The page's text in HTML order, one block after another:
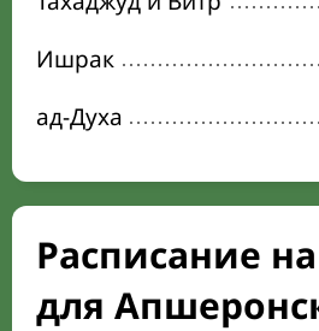
Ишрак
ад-Духа
Расписание
для